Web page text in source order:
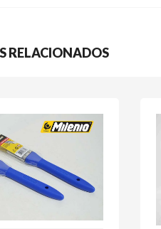
RELACIONADOS